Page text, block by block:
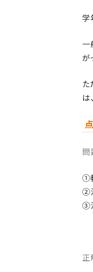
学
一
が
は
問
①
②
③
正